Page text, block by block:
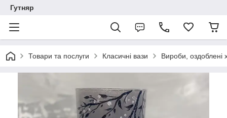
Гутняр
Товари та послуги Класичні вази Вироби, оздоблені